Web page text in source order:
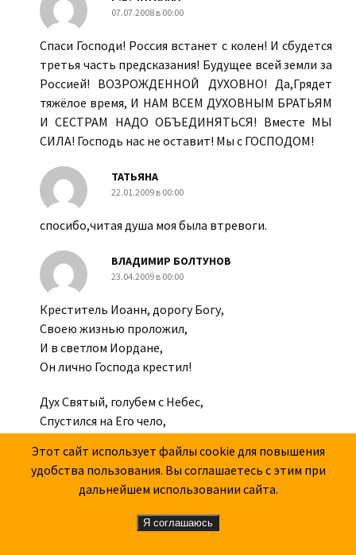
07.07.2008 в 00:00
Спаси Господи! Россия встанет с колен! И сбудется
третья часть предсказания! Будущее всей земли за
Россией! ВОЗРОЖДЕННОЙ ДУХОВНО! Да,Грядет
тяжёлое время, И НАМ ВСЕМ ДУХОВНЫМ БРАТЬЯМ
И СЕСТРАМ НАДО ОБЪЕДИНЯТЬСЯ! Вместе МЫ
СИЛА! Господь нас не оставит! Мы с ГОСПОДОМ!
ТАТЬЯНА
22.01.2009 в 00:00
спосибо,читая душа моя была втревоги.
ВЛАДИМИР БОЛТУНОВ
23.04.2009 в 00:00
Креститель Иоанн, дорогу Богу,
Своею жизнью проложил,
И в светлом Иордане,
Он лично Господа крестил!
Дух Святый, голубем с Небес,
Спустился на Его чело,
Узнав в Спасителе-Его!
23.07.07.Н.Новгород
Этот сайт использует файлы cookie для повышения
удобства пользования. Вы соглашаетесь с этим при
дальнейшем использовании сайта.
Я соглашаюсь